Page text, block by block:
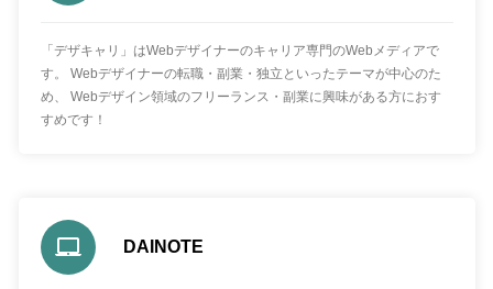
「デザキャリ」はWebデザイナーのキャリア専門のWebメディアで
す。 Webデザイナーの転職・副業・独立といったテーマが中心のた
め、 Webデザイン領域のフリーランス・副業に興味がある方におす
すめです！
DAINOTE